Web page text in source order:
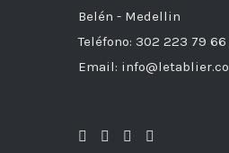
Belén - Medellin
Teléfono: 302 223 79 66
Email: info@letablier.co